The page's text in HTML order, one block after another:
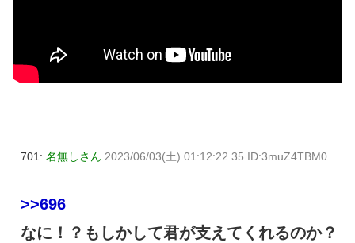
701: 名無しさん 2023/06/03(土) 01:12:22.35 ID:3muZ4TBM0
>>696
なに！？もしかして君が支えてくれるのか？